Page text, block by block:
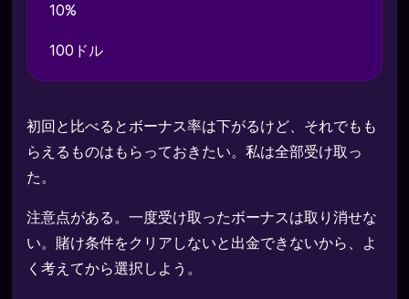
10%
100ドル
初回と比べるとボーナス率は下がるけど、それでもも
らえるものはもらっておきたい。私は全部受け取っ
た。
注意点がある。一度受け取ったボーナスは取り消せな
い。賭け条件をクリアしないと出金できないから、よ
く考えてから選択しよう。